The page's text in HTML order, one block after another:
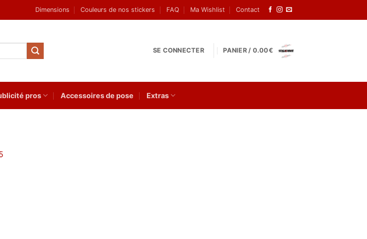
Dimensions Couleurs de nos stickers FAQ Ma Wishlist Contact
SE CONNECTER PANIER / 0.00€
pros Accessoires de pose Extras